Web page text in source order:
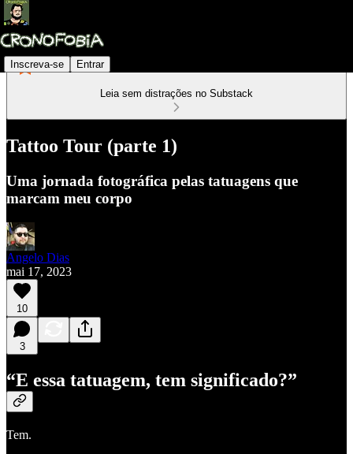
Inscreva-se Entrar
Leia sem distrações no Substack
Tattoo Tour (parte 1)
Uma jornada fotográfica pelas tatuagens que
marcam meu corpo
Angelo Dias
mai 17, 2023
10
3
“E essa tatuagem, tem significado?”
Tem.